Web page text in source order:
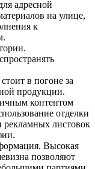
адресной
на улице,
к
в погоне за
продукции.
контентом
отделки
рекламных листовок
Высокая
позволяют